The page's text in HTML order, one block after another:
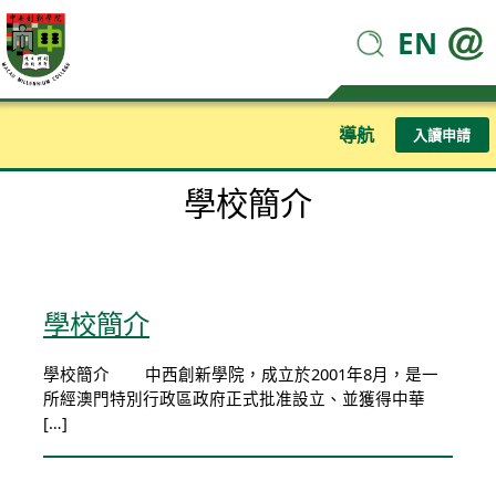
EN
導航 入讀申請
學校簡介
學校簡介
學校簡介 中西創新學院，成立於2001年8月，是一
所經澳門特別行政區政府正式批准設立、並獲得中華
[…]